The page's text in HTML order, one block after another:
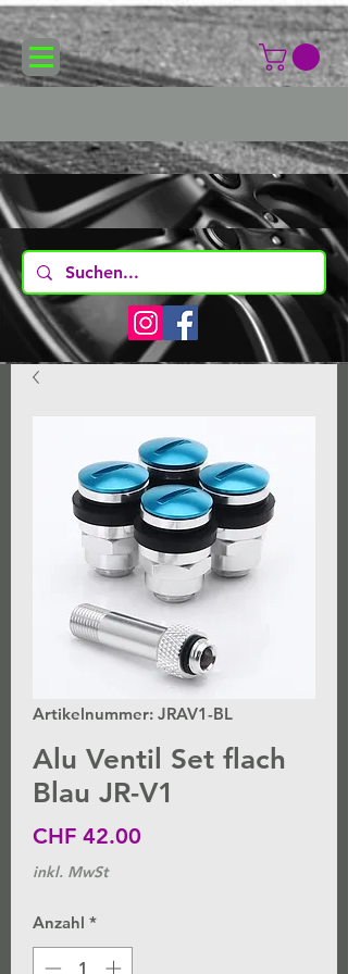
Artikelnummer: JRAV1-BL
Alu Ventil Set flach
Blau JR-V1
CHF 42.00
inkl. MwSt
Anzahl *